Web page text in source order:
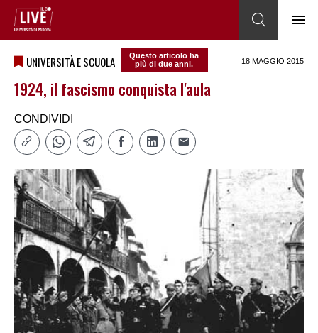
UNIVERSITÀ E SCUOLA
Questo articolo ha
più di due anni.
18 MAGGIO 2015
1924, il fascismo conquista l'aula
CONDIVIDI